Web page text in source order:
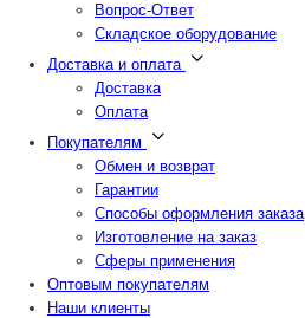
Вопрос-Ответ
Складское оборудование
Доставка и оплата
Доставка
Оплата
Покупателям
Обмен и возврат
Гарантии
Способы оформления заказа
Изготовление на заказ
Сферы применения
Оптовым покупателям
Наши клиенты